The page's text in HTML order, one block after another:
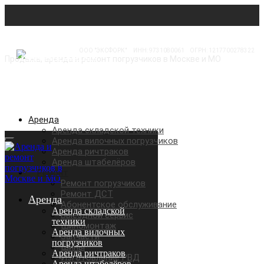
Продажа, аренда и ремонт погрузчиков в Москве и МО
Аренда
Аренда складской техники
Аренда вилочных погрузчиков
Аренда ричтраков
Аренда штабелёров
Ремонт
Ремонт погрузчиков
Ремонт ДСТ
Абонентское обслуживание
Выездной сервис
Шиномонтаж
Запчасти
Шины
Изготовление РВД
Аренда
Аренда складской
техники
Аренда вилочных
погрузчиков
Аренда ричтраков